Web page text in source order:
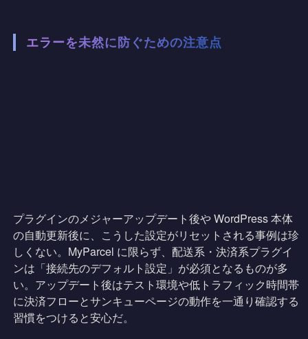
エラーを未然に防ぐための注意点
プラグインのメジャーアップデート後や WordPress 本体
の自動更新後に、こうした設定がリセットされる事例は珍
しくない。MyParcel に限らず、配送系・決済系プラグイ
ンは「接続先のデフォルト設定」が必須となるものが多
い。アップデート後はテスト環境や低トラフィック時間帯
に決済フローとサンキューページの動作を一通り確認する
習慣をつけると安心だ。